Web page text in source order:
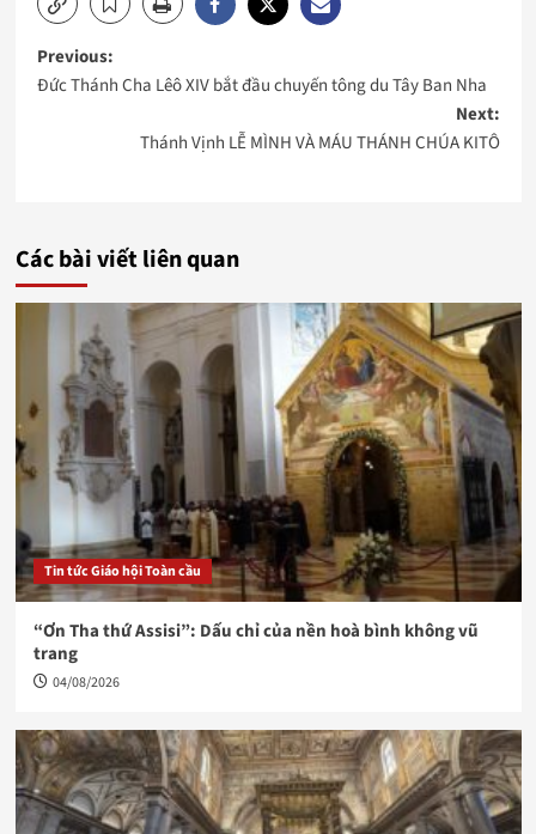
Post
Previous:
Đức Thánh Cha Lêô XIV bắt đầu chuyến tông du Tây Ban Nha
Next:
Thánh Vịnh LỄ MÌNH VÀ MÁU THÁNH CHÚA KITÔ
Các bài viết liên quan
Tin tức Giáo hội Toàn cầu
“Ơn Tha thứ Assisi”: Dấu chỉ của nền hoà bình không vũ
trang
04/08/2026